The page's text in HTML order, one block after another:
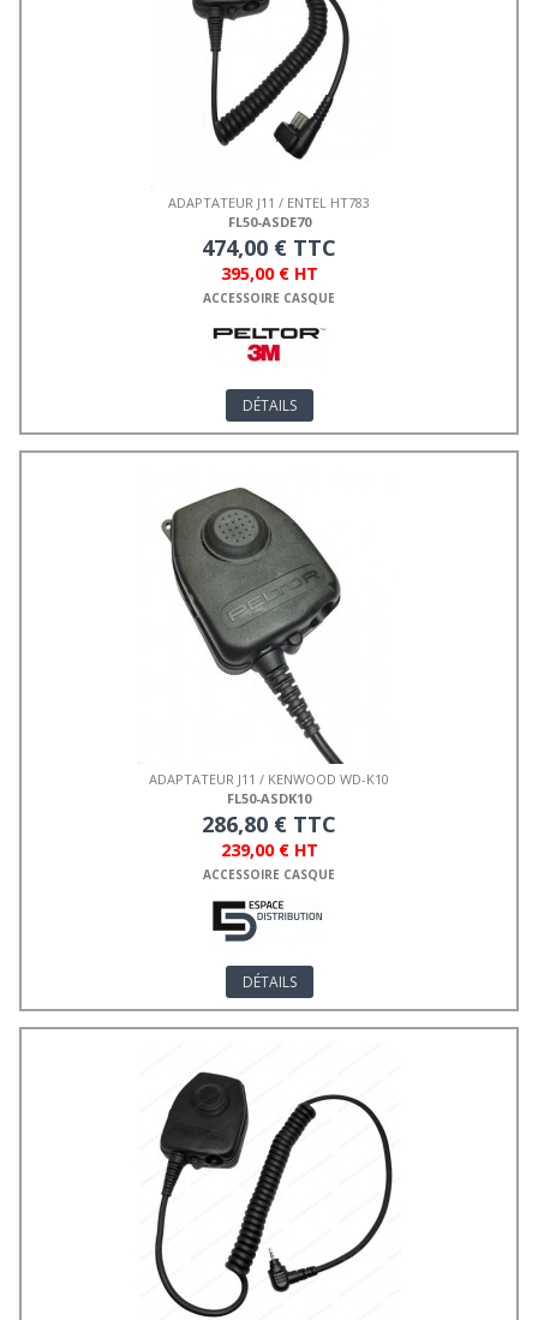
ADAPTATEUR J11 / ENTEL HT783
FL50-ASDE70
474,00 € TTC
395,00 € HT
ACCESSOIRE CASQUE
DÉTAILS
ADAPTATEUR J11 / KENWOOD WD-K10
FL50-ASDK10
286,80 € TTC
239,00 € HT
ACCESSOIRE CASQUE
DÉTAILS